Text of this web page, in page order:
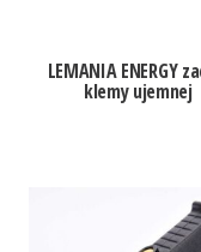
LEMANIA ENERGY
klemy ujemnej